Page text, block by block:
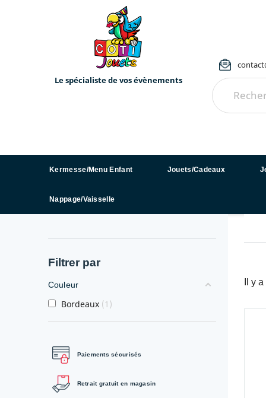
Le spécialiste de vos évènements
Kermesse/Menu Enfant Jouets/Cadeaux
Nappage/Vaisselle
Filtrer par
Couleur
Bordeaux 1
Paiements sécurisés
Retrait gratuit en magasin
Il y